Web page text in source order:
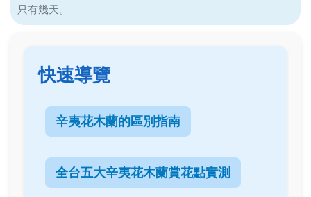
只有幾天。
快速導覽
辛夷花木蘭的區別指南
全台五大辛夷花木蘭賞花點實測